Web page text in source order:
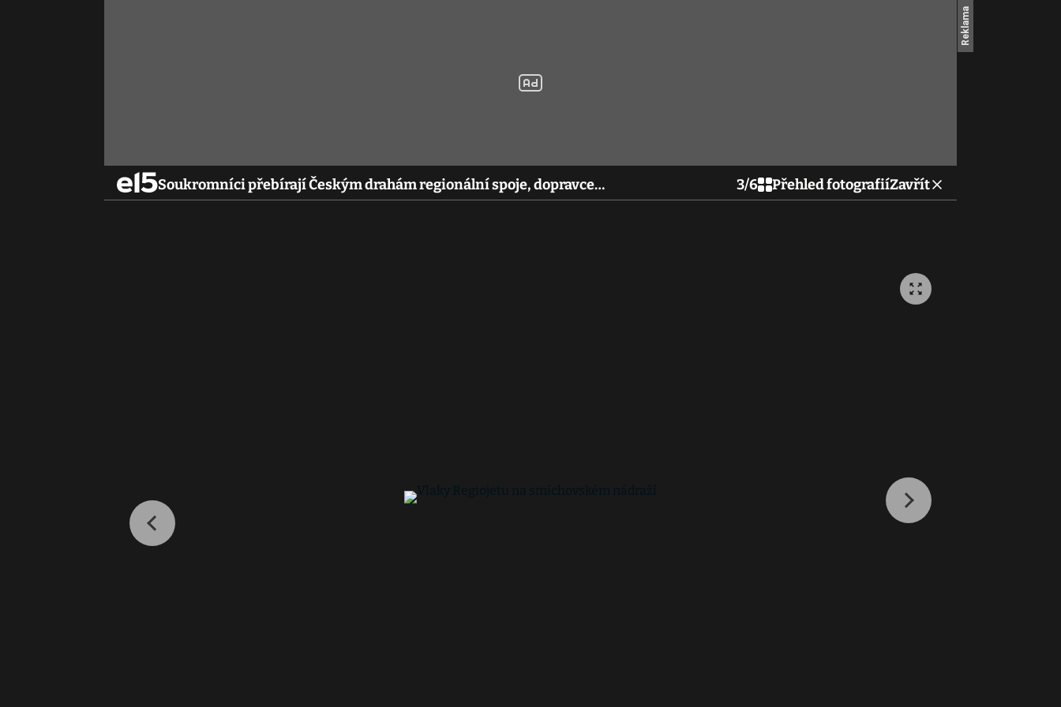
Soukromníci přebírají Českým drahám regionální spoje, dopravce… 3/6 Přehled fotografiíZavřít